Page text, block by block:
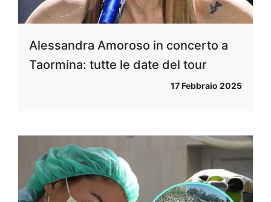
Alessandra Amoroso in concerto a
Taormina: tutte le date del tour
17 Febbraio 2025